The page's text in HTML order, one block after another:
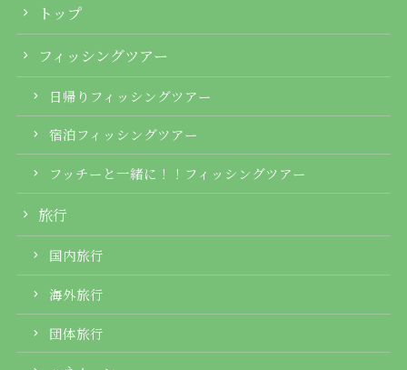
トップ
フィッシングツアー
日帰りフィッシングツアー
宿泊フィッシングツアー
フッチーと一緒に！！フィッシングツアー
旅行
国内旅行
海外旅行
団体旅行